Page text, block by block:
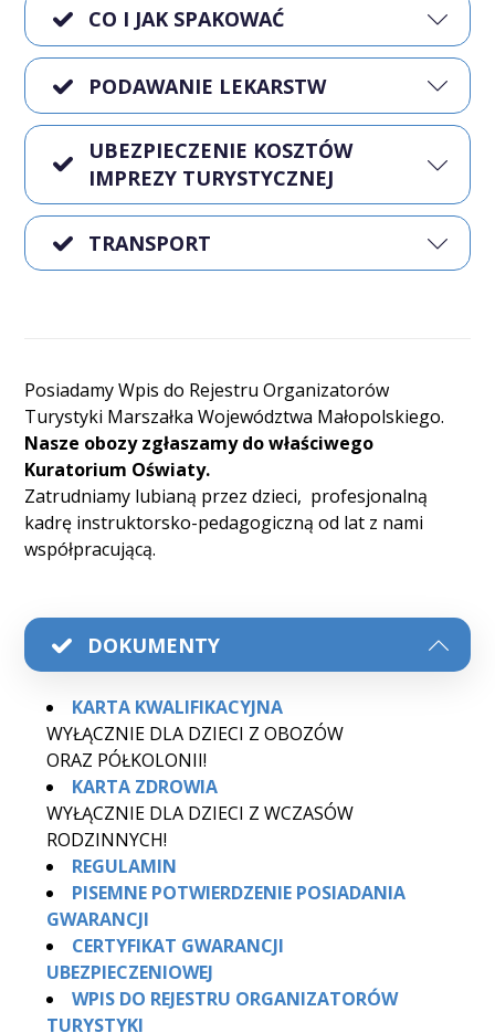
CO I JAK SPAKOWAĆ
PODAWANIE LEKARSTW
UBEZPIECZENIE KOSZTÓW
IMPREZY TURYSTYCZNEJ
TRANSPORT
Posiadamy Wpis do Rejestru Organizatorów
Turystyki Marszałka Województwa Małopolskiego.
Nasze obozy zgłaszamy do właściwego
Kuratorium Oświaty.
Zatrudniamy lubianą przez dzieci, profesjonalną
kadrę instruktorsko-pedagogiczną od lat z nami
współpracującą.
DOKUMENTY
KARTA KWALIFIKACYJNA
WYŁĄCZNIE DLA DZIECI Z OBOZÓW
ORAZ PÓŁKOLONII!
KARTA ZDROWIA
WYŁĄCZNIE DLA DZIECI Z WCZASÓW
RODZINNYCH!
REGULAMIN
PISEMNE POTWIERDZENIE POSIADANIA
GWARANCJI
CERTYFIKAT GWARANCJI
UBEZPIECZENIOWEJ
WPIS DO REJESTRU ORGANIZATORÓW
TURYSTYKI